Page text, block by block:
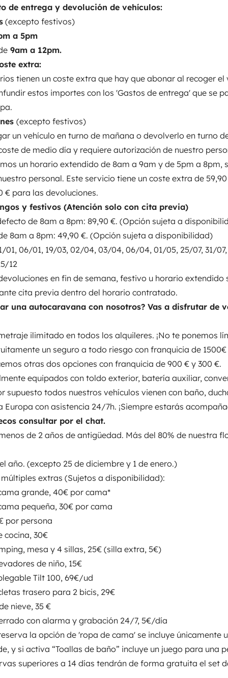
de entrega y devolución de vehículos:
(excepto festivos)
a 5pm
9am a 12pm.
extra:
tienen un coste extra que hay que abonar al recoger el
estos importes con los 'Gastos de entrega' que se
(excepto festivos)
un vehículo en turno de mañana o devolverlo en turno
de medio día y requiere autorización de nuestro
un horario extendido de 8am a 9am y de 5pm a 8pm,
personal. Este servicio tiene un coste extra de
€ para las devoluciones.
y festivos (Atención solo con cita previa)
de 8am a 8pm: 89,90 €. (Opción sujeta a
8am a 8pm: 49,90 €. (Opción sujeta a disponibilidad)
01, 06/01, 19/03, 02/04, 03/04, 06/04, 01/05, 25/07, 31/
12
en fin de semana, festivo u horario extendido
cita previa dentro del horario contratado.
una autocaravana con nosotros? Vas a disfrutar de
ilimitado en todos los alquileres. ¡No te ponemos
un seguro a todo riesgo con franquicia de
otras dos opciones con franquicia de 900 € y 300 €.
equipados con toldo exterior, batería auxiliar,
supuesto todos nuestros vehículos vienen con baño,
Europa con asistencia 24/7h. ¡Siempre estarás
consultar por el chat.
de 2 años de antigüedad. Más del 80% de nuestra
año. (excepto 25 de diciembre y 1 de enero.)
múltiples extras (Sujetos a disponibilidad):
grande, 40€ por cama*
pequeña, 30€ por cama
persona
30€
mesa y 4 sillas, 25€ (silla extra, 5€)
de niño, 15€
Tilt 100, 69€/ud
trasero para 2 bicis, 29€
35 €
con alarma y grabación 24/7, 5€/día
la opción de 'ropa de cama' se incluye únicamente
y si activa “Toallas de baño” incluye un juego para una
superiores a 14 días tendrán de forma gratuita el set
perfilada
DE ENTREGA Y
ANTES DE RESERVAR
final de Yescapa indique
Horario gratuito de
(excepto festivos) • Entregas de
coste extra:El resto de
el vehículo.Por favor no
se pagan a través de
entregar un vehículo en turno
un coste de medio día y
un horario extendido
nuestro personal. Este
y 29,90 € para las
solo con cita previa) •
sujeta a disponibilidad)•
a disponibilidad)Días festivos:
31/07, 29/09, 12/10, 08/12 y
u horario extendido se
¿Por qué alquilar una
como:• Incluimos
límites!• Incluimos
de 1500€ por siniestro y
y 300 €.• Vehículos totalmente
220V y placa solar. Por
y cocina.• Viajar por toda
de 2 años de antigüedad.
todo el año. (excepto 25 de
(Sujetos a
- Ropa de cama
- Menaje de cocina,
5€) - Sillas y
69€/ud- Portabicicletas
- Parking cerrado con
la opción de 'ropa de cama'
si activa “Toallas de baño”
superiores a 14 días tendrán
los viajes incluimos
y papel higiénico de cortesía,
y productos de limpieza.• Las
saber antes de comenzar
Enviar un mensaje
Camas 2
98x200 cm
WC
Nevera
Dirección asistida
Cierre centralizado
METROS
Puesta en circulación:
2,84 m
Carnet de conducir